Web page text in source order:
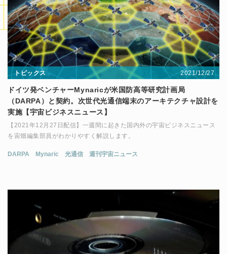
トピックス 2021/12/27
ドイツ発ベンチャーMynaricが米国防高等研究計画局
（DARPA）と契約。次世代光通信端末のアーキテクチャ設計を
実施【宇宙ビジネスニュース】
【2021年12月27日配信】一週間に起きた国内外の宇宙ビジネスニュース
を宙畑編集部員がわかりやすく解説します。
DARPA Mynaric 光通信 週刊宇宙ニュース